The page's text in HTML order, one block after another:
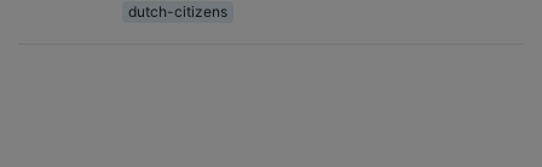
dutch-citizens